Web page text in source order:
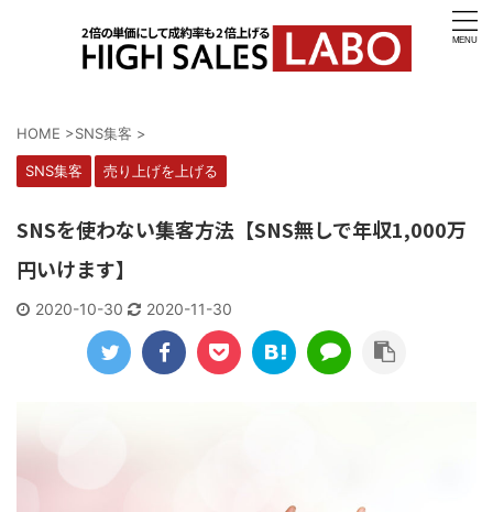
HOME >SNS集客 >
SNS集客 売り上げを上げる
SNSを使わない集客方法【SNS無しで年収1,000万
円いけます】
2020-10-30 2020-11-30